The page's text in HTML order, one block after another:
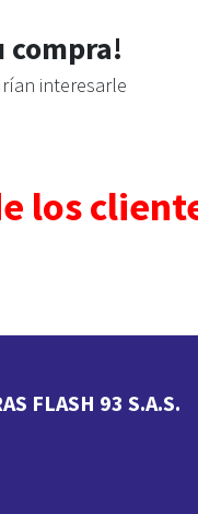
compra!
interesarle
los
FLASH 93 S.A.S.